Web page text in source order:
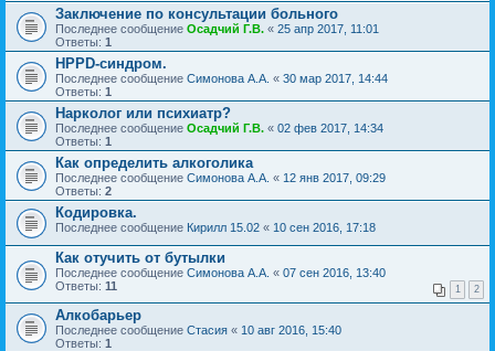
Заключение по консультации больного
Последнее сообщение Осадчий Г.В. « 25 апр 2017, 11:01
Ответы: 1
HPPD-синдром.
Последнее сообщение Симонова А.А. « 30 мар 2017, 14:44
Ответы: 1
Нарколог или психиатр?
Последнее сообщение Осадчий Г.В. « 02 фев 2017, 14:34
Ответы: 1
Как определить алкоголика
Последнее сообщение Симонова А.А. « 12 янв 2017, 09:29
Ответы: 2
Кодировка.
Последнее сообщение Кирилл 15.02 « 10 сен 2016, 17:18
Как отучить от бутылки
Последнее сообщение Симонова А.А. « 07 сен 2016, 13:40
Ответы: 11 1 2
Алкобарьер
Последнее сообщение Стасия « 10 авг 2016, 15:40
Ответы: 1